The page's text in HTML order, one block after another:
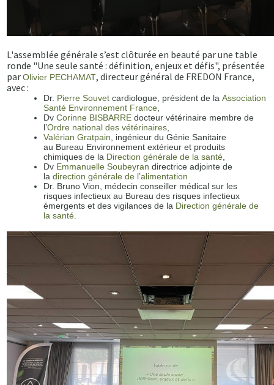
L'assemblée générale s’est clôturée en beauté par une table
ronde "Une seule santé : définition, enjeux et défis", présentée
parOlivier PECHAMAT, directeur général de FREDON France,
avec :
Dr. Pierre Souvet cardiologue, président de laAssociation
Santé Environnement France,
DvCorinne BISBARRE docteur vétérinaire membre de
l’Ordre national des vétérinaires,
Valérian Gratpain, ingénieur du Génie Sanitaire
au Bureau Environnement extérieur et produits
chimiques de la Direction générale de la santé,
Dv Emmanuelle Soubeyran directrice adjointe de
ladirection générale de l’alimentation
Dr. Bruno Vion, médecin conseiller médical sur les
risques infectieux au Bureau des risques infectieux
émergents et des vigilances de la Direction générale de
la santé.